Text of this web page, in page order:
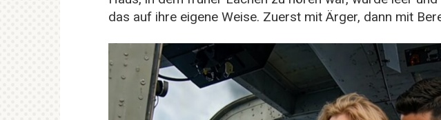
das auf ihre eigene Weise. Zuerst mit Ärger, dann mit